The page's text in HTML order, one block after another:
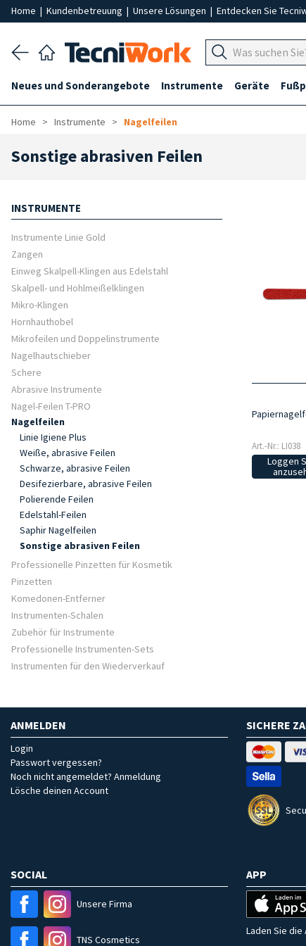
Home | Kundenbetreuung | Unsere Lösungen | Entdecken Sie
Neues und Sonderangebote Instrumente Geräte
Home Instrumente Nagelfeilen
Sonstige abrasiven Feilen
INSTRUMENTE
Instrumente Linie Gold
Zangen
Einweg Skalpell-Klingen aus Edelstahl
Skalpell- und Hohlmeißelklingen
Mikro-Klingen
Hornhauthobel
Mikrofeilen und Doppelinstrumente
Nagelhautschieber
Schere
Abrasive Instrumente
Nagel-Feilen T-PRO
Nagelfeilen
Linie Igiene Plus
Weiße, abrasive Feilen
Schwarze, abrasive Feilen
Desifezierbare, abrasive Feilen
Polierende Feilen
Edelstahl-Feilen
Saphir Nagelfeilen
Sonstige abrasiven Feilen
Professionelle Pinzetten für Kosmetik
Pinzetten
Komedonen-Entferner
Instrumenten-Schalen
Zubehör für Instrumente
Professionelle Instrumenten-Sets
Instrumenten für den Wiederverkauf
Art.-Nr.: LI038
Loggen
ANMELDEN
Login
Passwort vergessen?
Noch nicht angemeldet? Anmeldung
Lösche deinen Account
SICHERE
SOCIAL
Unsere Firma
TNS Cosmetics
APP
Laden Sie